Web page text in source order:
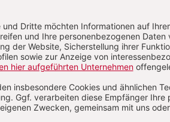
Neueste Artikel zum
als praktisch-philosophische
Von Michael Reder